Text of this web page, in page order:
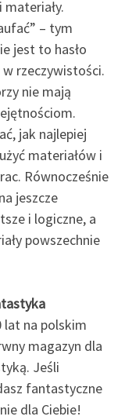
– tym
jest to hasło
rzeczywistości.
nie mają
jak najlepiej
materiałów i
Równocześnie
jeszcze
i logiczne, a
powszechnie
lat na polskim
magazyn dla
Jeśli
fantastyczne
dla Ciebie!